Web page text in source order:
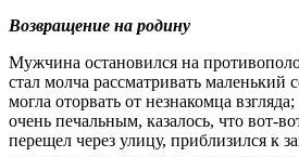
Возвращение на родину
Мужчина остановился на
стал молча рассматривать маленький
могла оторвать от незнакомца
очень печальным, казалось, что вот-
перещел через улицу, приблизился к